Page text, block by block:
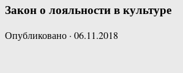
Закон о лояльности в культуре
Опубликовано · 06.11.2018